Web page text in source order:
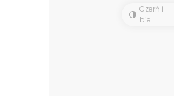
Czerń i
biel